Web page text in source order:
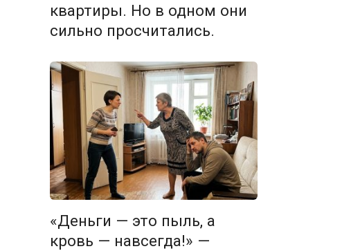
квартиры. Но в одном они
сильно просчитались.
«Деньги — это пыль, а
кровь — навсегда!» —